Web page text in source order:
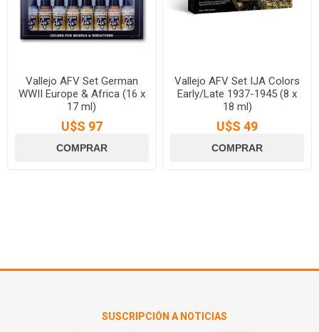
Vallejo AFV Set German
WWII Europe & Africa (16 x
17 ml)
U$S 97
Vallejo AFV Set IJA Colors
Early/Late 1937-1945 (8 x
18 ml)
U$S 49
SUSCRIPCIÓN A NOTICIAS